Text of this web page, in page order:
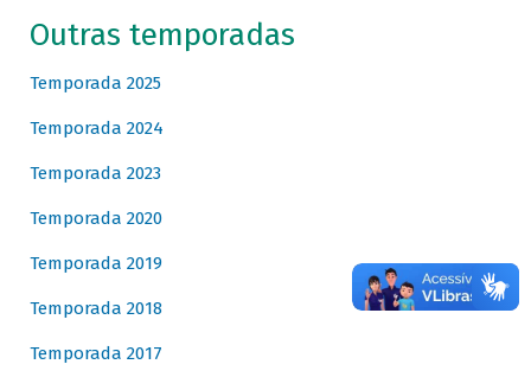
Outras temporadas
Temporada 2025
Temporada 2024
Temporada 2023
Temporada 2020
Temporada 2019
Temporada 2018
Temporada 2017